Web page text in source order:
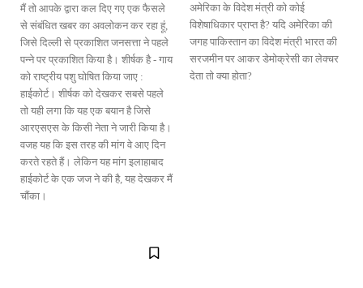
मैं तो आपके द्वारा कल दिए गए एक फैसले
से संबंधित खबर का अवलोकन कर रहा हूं,
जिसे दिल्ली से प्रकाशित जनसत्ता ने पहले
पन्ने पर प्रकाशित किया है। शीर्षक है - गाय
को राष्ट्रीय पशु घोषित किया जाए :
हाईकोर्ट। शीर्षक को देखकर सबसे पहले
तो यही लगा कि यह एक बयान है जिसे
आरएसएस के किसी नेता ने जारी किया है।
वजह यह कि इस तरह की मांग वे आए दिन
करते रहते हैं। लेकिन यह मांग इलाहाबाद
हाईकोर्ट के एक जज ने की है, यह देखकर मैं
चौंका।
अमेरिका के विदेश मंत्री को कोई
विशेषाधिकार प्राप्त है? यदि अमेरिका की
जगह पाकिस्तान का विदेश मंत्री भारत की
सरजमीन पर आकर डेमोक्रेसी का लेक्चर
देता तो क्या होता?